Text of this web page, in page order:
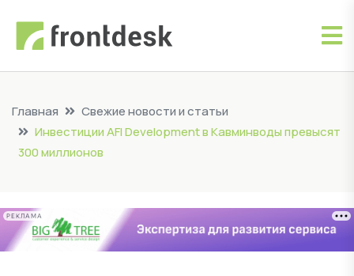
Главная
Свежие новости и статьи
Инвестиции AFI Development в Кавминводы превысят
300 миллионов
РЕКЛАМА